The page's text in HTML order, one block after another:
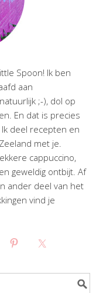
Spoon! Ik ben
aan
;-), dol op
En dat is precies
deel recepten en
met je.
cappuccino,
geweldig ontbijt. Af
ander deel van het
vind je